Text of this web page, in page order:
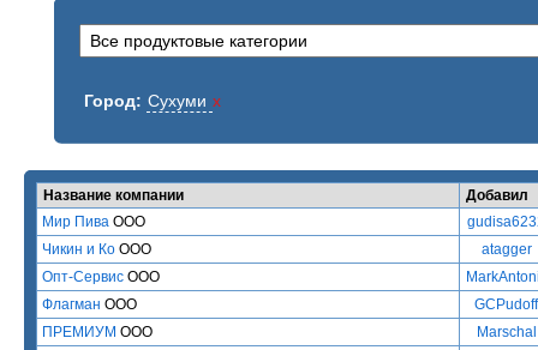
Город: Сухуми x
Название компании
Добавил
Мир Пива ООО
Чикин и Ко ООО
atagger
Опт-Сервис ООО
Флагман ООО
GCPudoff
ПРЕМИУМ ООО
Marschal